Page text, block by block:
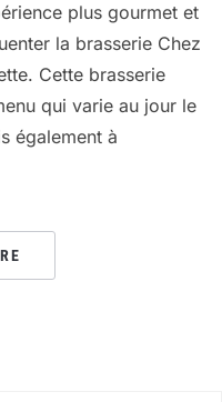
plus gourmet et
la brasserie Chez
Cette brasserie
qui varie au jour le
également à